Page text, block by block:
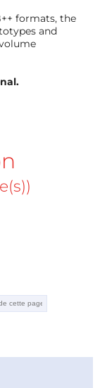
formats, the
and